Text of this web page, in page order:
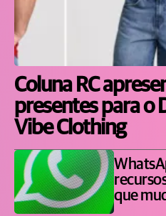
Coluna RC
presentes para o
Vibe Clothing
que